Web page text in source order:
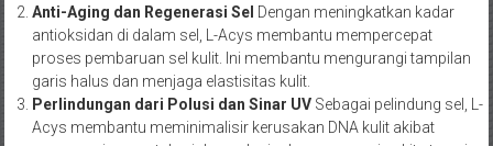
Anti-Aging dan Regenerasi Sel Dengan meningkatkan kadar
antioksidan di dalam sel, L-Acys membantu mempercepat
proses pembaruan sel kulit. Ini membantu mengurangi tampilan
garis halus dan menjaga elastisitas kulit.
Perlindungan dari Polusi dan Sinar UVSebagai pelindung sel, L-
Acys membantu meminimalisir kerusakan DNA kulit akibat